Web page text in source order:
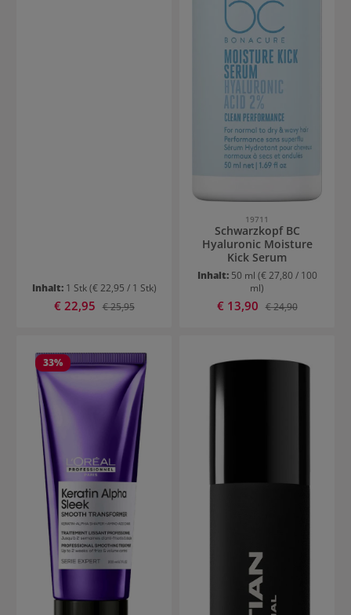
Inhalt: 1 Stk(€ 22,95 / 1 Stk)
Verkaufspreis:
€ 22,95 Regulärer Preis:
€ 25,95
19711
Schwarzkopf BC
Hyaluronic Moisture
Kick Serum
Inhalt: 50 ml (€ 27,80 / 100
ml)
Verkaufspreis:
€ 13,90 Regulärer Preis:
€ 24,90
33%